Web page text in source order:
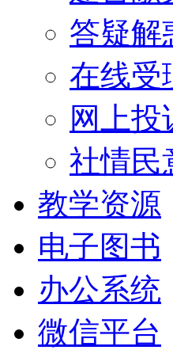
答疑解
在线受
网上投
社情民
教学资源
电子图书
办公系统
微信平台